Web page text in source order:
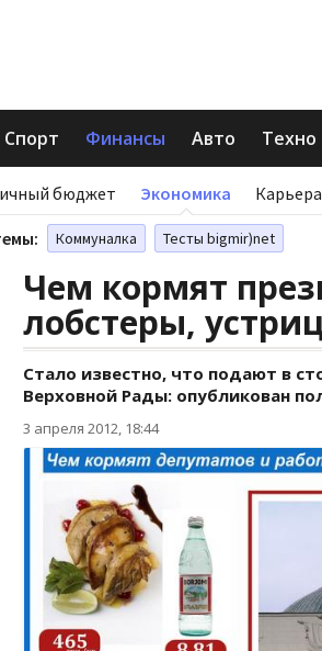
Спорт Финансы Авто Техно
бюджет Экономика
Коммуналка Тесты bigmir)net
Чем кормят
лобстеры,
Стало известно, что подают в
Верховной Рады: опубликован
3 апреля 2012, 18:44